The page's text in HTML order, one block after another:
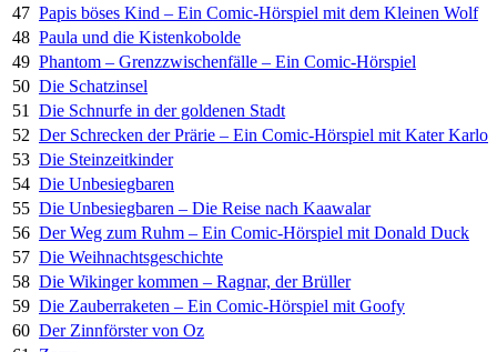
47 Papis böses Kind – Ein Comic-Hörspiel mit dem Kleinen Wolf
48 Paula und die Kistenkobolde
49 Phantom – Grenzzwischenfälle – Ein Comic-Hörspiel
50 Die Schatzinsel
51
Die Schnurfe in der goldenen Stadt
52 Der Schrecken der Prärie – Ein Comic-Hörspiel mit Kater Karlo
53 Die Steinzeitkinder
54 Die Unbesiegbaren
55 Die Unbesiegbaren – Die Reise nach Kaawalar
56 Der Weg zum Ruhm – Ein Comic-Hörspiel mit Donald Duck
57 Die Weihnachtsgeschichte
58 Die Wikinger kommen – Ragnar, der Brüller
59 Die Zauberraketen – Ein Comic-Hörspiel mit Goofy
60 Der Zinnförster von Oz